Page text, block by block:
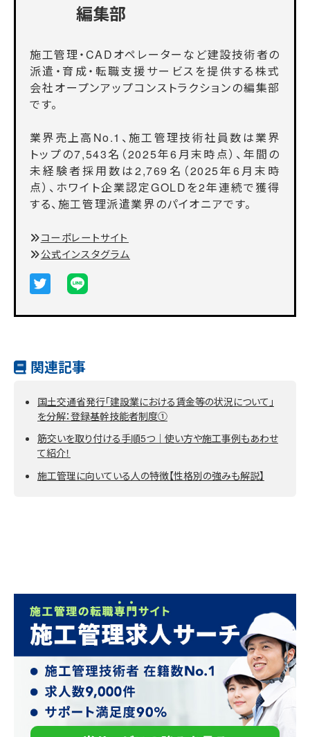
編集部
施工管理・CADオペレーターなど建設技術者の
派遣・育成・転職支援サービスを提供する株式
会社オープンアップコンストラクションの編集部
です。
業界売上高No.1、施工管理技術社員数は業界
トップの7,543名（2025年6月末時点）、年間の
未経験者採用数は2,769名（2025年6月末時
点）、ホワイト企業認定GOLDを2年連続で獲得
する、施工管理派遣業界のパイオニアです。
コーポレートサイト
公式インスタグラム
関連記事
国土交通省発行「建設業における賃金等の状況について」
を分解：登録基幹技能者制度①
筋交いを取り付ける手順5つ｜使い方や施工事例もあわせ
て紹介！
施工管理に向いている人の特徴【性格別の強みも解説】